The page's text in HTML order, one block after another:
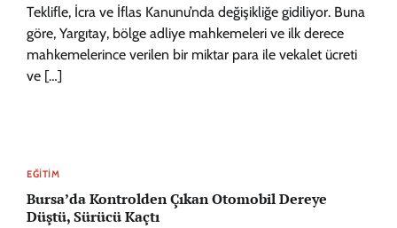
Teklifle, İcra ve İflas Kanunu’nda değişikliğe gidiliyor. Buna
göre, Yargıtay, bölge adliye mahkemeleri ve ilk derece
mahkemelerince verilen bir miktar para ile vekalet ücreti
ve […]
EĞITIM
Bursa’da Kontrolden Çıkan Otomobil Dereye
Düştü, Sürücü Kaçtı